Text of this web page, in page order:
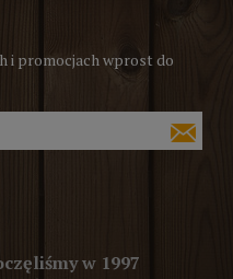
i promocjach wprost do
w 1997